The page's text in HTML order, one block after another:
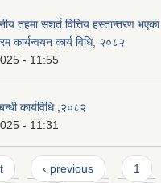
तहमा सशर्त वित्तिय हस्तान्तरण
कार्यन्वयन कार्य विधि, २०८२
- 11:55
कार्यविधि ,२०८२
- 11:31
‹ previous 1